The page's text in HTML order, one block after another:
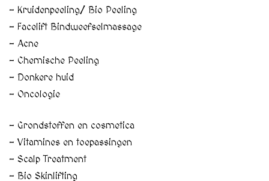
– Kruidenpeeling/ Bio Peeling
– Facelift Bindweefselmassage
– Acne
– Chemische Peeling
– Donkere huid
– Oncologie
– Grondstoffen en cosmetica
– Vitamines en toepassingen
– Scalp Treatment
– Bio Skinlifting